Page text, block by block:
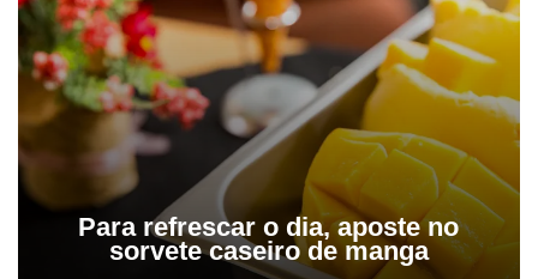
Para refrescar o dia, aposte no
sorvete caseiro de manga